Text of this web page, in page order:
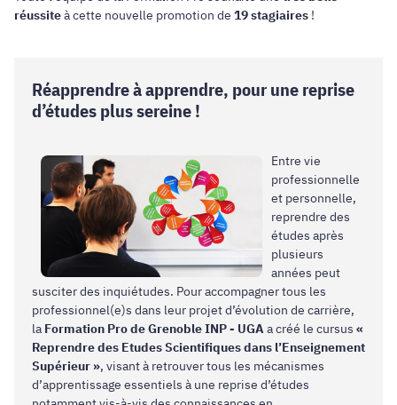
réussiteà cette nouvelle promotion de 19 stagiaires !
Réapprendre à apprendre, pour une reprise
d’études plus sereine !
Entre vie
professionnelle
et personnelle,
reprendre des
études après
plusieurs
années peut
susciter des inquiétudes. Pour accompagner tous les
professionnel(e)s dans leur projet d’évolution de carrière,
la Formation Pro de Grenoble INP - UGAa créé le cursus «
Reprendre des Etudes Scientifiques dans l’Enseignement
Supérieur », visant à retrouver tous les mécanismes
d’apprentissage essentiels à une reprise d’études